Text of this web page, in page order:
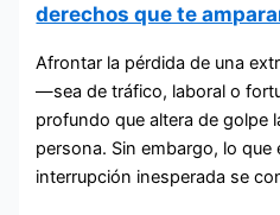
derechos que te
Afrontar la pérdida de una
—sea de tráfico, laboral o
profundo que altera de golpe
persona. Sin embargo, lo que
interrupción inesperada se